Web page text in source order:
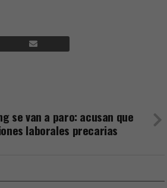
se van a paro: acusan que
laborales precarias